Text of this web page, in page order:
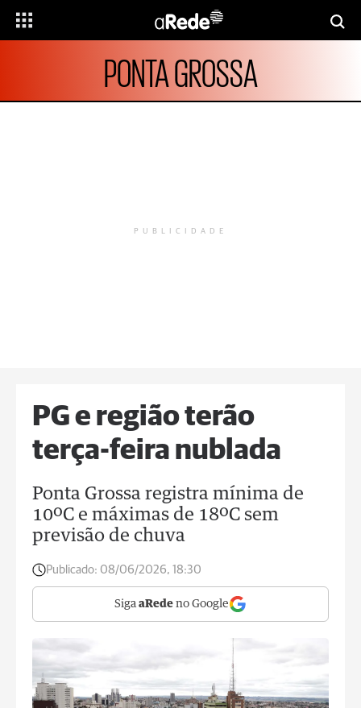
PONTA GROSSA
PUBLICIDADE
PG e região terão
terça-feira nublada
Ponta Grossa registra mínima de
10ºC e máximas de 18ºC sem
previsão de chuva
Publicado: 08/06/2026, 18:30
Siga aRede no Google